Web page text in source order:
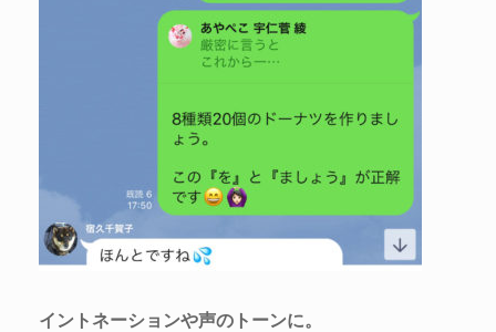
イントネーションや声のトーンに。